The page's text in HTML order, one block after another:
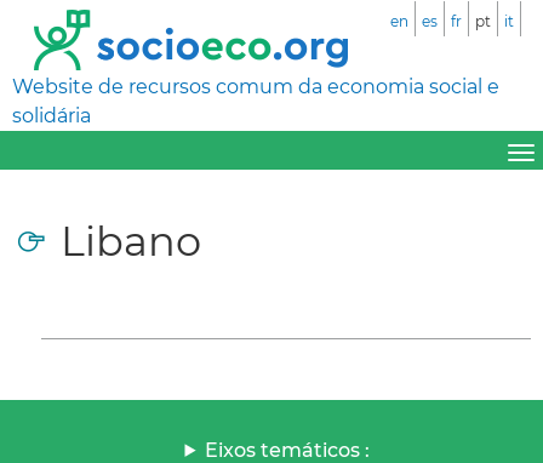
Website de recursos comum da economia social e
solidária
en es fr pt it
Libano
Eixos temáticos :